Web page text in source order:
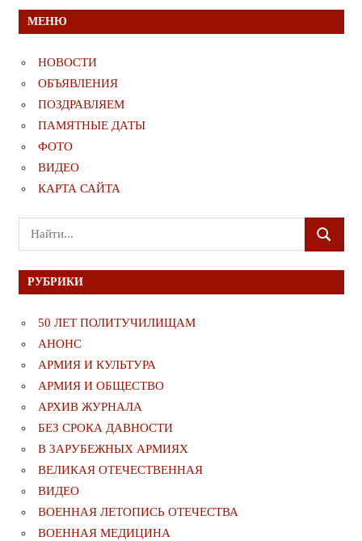
МЕНЮ
НОВОСТИ
ОБЪЯВЛЕНИЯ
ПОЗДРАВЛЯЕМ
ПАМЯТНЫЕ ДАТЫ
ФОТО
ВИДЕО
КАРТА САЙТА
Поиск
для:
ПОИСК
РУБРИКИ
50 ЛЕТ ПОЛИТУЧИЛИЩАМ
АНОНС
АРМИЯ И КУЛЬТУРА
АРМИЯ И ОБЩЕСТВО
АРХИВ ЖУРНАЛА
БЕЗ СРОКА ДАВНОСТИ
В ЗАРУБЕЖНЫХ АРМИЯХ
ВЕЛИКАЯ ОТЕЧЕСТВЕННАЯ
ВИДЕО
ВОЕННАЯ ЛЕТОПИСЬ ОТЕЧЕСТВА
ВОЕННАЯ МЕДИЦИНА